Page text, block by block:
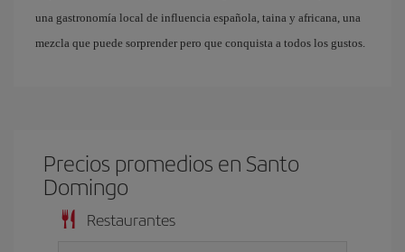
una gastronomía local de influencia española, taina y africana, una
mezcla que puede sorprender pero que conquista a todos los gustos.
Precios promedios en Santo
Domingo
Restaurantes